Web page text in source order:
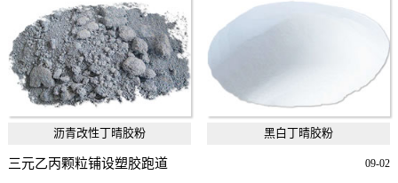
沥青改性丁晴胶粉 黑白丁晴胶粉
09-02
三元乙丙颗粒铺设塑胶跑道